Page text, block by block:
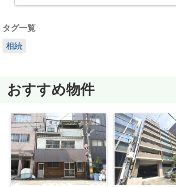
タグ一覧
相続
おすすめ物件